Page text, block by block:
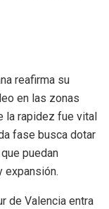
reafirma su
en las zonas
la rapidez fue vital
fase busca dotar
puedan
expansión.
de Valencia entra